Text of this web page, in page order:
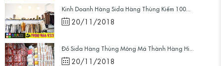
Kinh Doanh Hàng Sida Hàng Thùng Kiếm 100...
20/11/2018
Đồ Sida Hàng Thùng Mông Má Thành Hàng Hi...
20/11/2018